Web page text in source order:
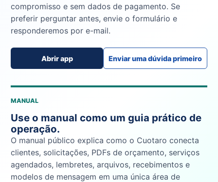
compromisso e sem dados de pagamento. Se
preferir perguntar antes, envie o formulário e
responderemos por e-mail.
Abrir app Enviar uma dúvida primeiro
MANUAL
Use o manual como um guia prático de
operação.
O manual público explica como o Cuotaro conecta
clientes, solicitações, PDFs de orçamento, serviços
agendados, lembretes, arquivos, recebimentos e
modelos de mensagem em uma única área de